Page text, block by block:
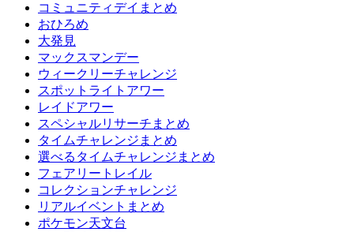
コミュニティデイまとめ
おひろめ
大発見
マックスマンデー
ウィークリーチャレンジ
スポットライトアワー
レイドアワー
スペシャルリサーチまとめ
タイムチャレンジまとめ
選べるタイムチャレンジまとめ
フェアリートレイル
コレクションチャレンジ
リアルイベントまとめ
ポケモン天文台